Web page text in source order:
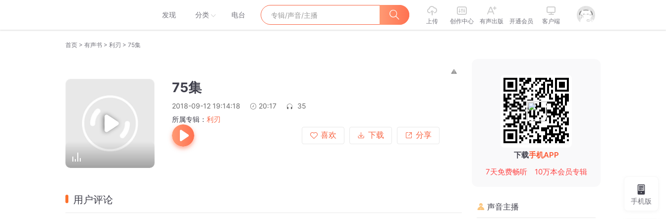
发现 分类 电台
上传 创作中心 有声出版 开通会员 客户端
首页 > 有声书 > 利刃 > 75集
75集
2018-09-12 19:14:18 20:17
35
所属专辑： 利刃
喜欢
下载 分享
用户评论
下载手机APP
7天免费畅听
10万本会员专辑
声音主播
手机版